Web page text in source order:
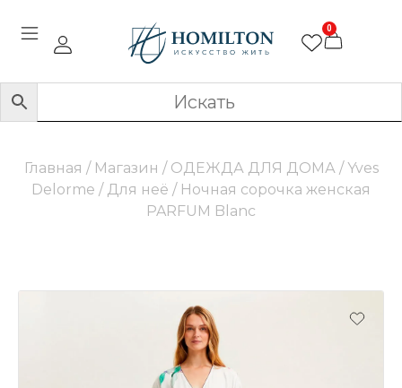
0
Главная / Магазин / ОДЕЖДА ДЛЯ ДОМА/ Yves
Delorme / Для неё / Ночная сорочка женская
PARFUM Blanc